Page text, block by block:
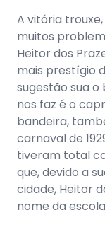
A vitória
muitos
Heitor dos
mais prestígio
sugestão sua o
nos faz é o
bandeira,
carnaval de
tiveram total
que, devido a
cidade, Heitor
nome da